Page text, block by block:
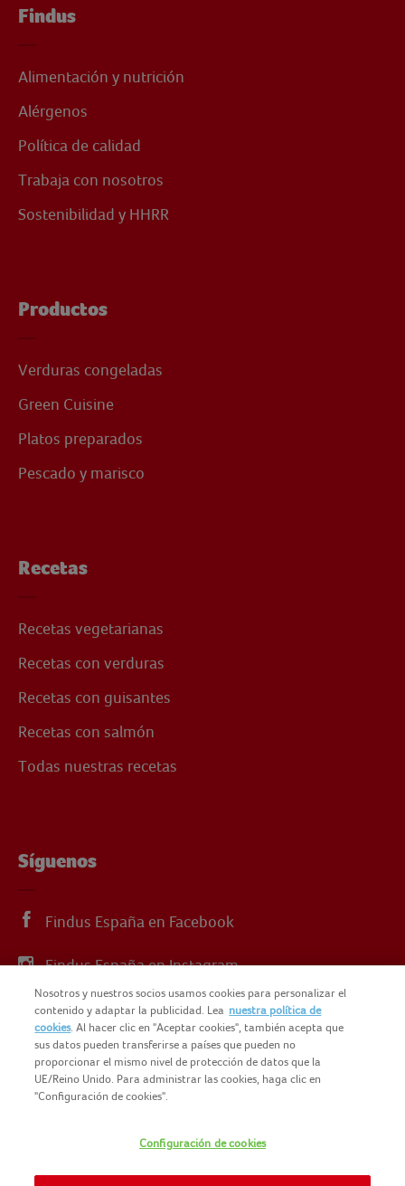
Findus
Alimentación y nutrición
Alérgenos
Política de calidad
Trabaja con nosotros
Sostenibilidad y HHRR
Productos
Verduras congeladas
Green Cuisine
Platos preparados
Pescado y marisco
Recetas
Recetas vegetarianas
Recetas con verduras
Recetas con guisantes
Recetas con salmón
Todas nuestras recetas
Síguenos
Findus España en Facebook
Findus España en Instagram
Findus España en X
POLÍTICA DE PRIVACIDAD
MAPA DEL SITIO
Nosotros y nuestros socios usamos cookies para personalizar el
contenido y adaptar la publicidad. Lea nuestra política de
cookies. Al hacer clic en "Aceptar cookies", también acepta que
sus datos pueden transferirse a países que pueden no
proporcionar el mismo nivel de protección de datos que la
UE/Reino Unido. Para administrar las cookies, haga clic en
"Configuración de cookies".
Configuración de cookies